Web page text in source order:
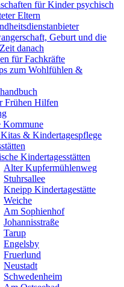
für Kinder psychisch
Eltern
Geburt und die
danach
für Fachkräfte
zum Wohlfühlen &
Frühen Hilfen
Kommune
& Kindertagespflege
Kindertagesstätten
Alter Kupfermühlenweg
Stuhrsallee
Kneipp Kindertagestätte
Weiche
Am Sophienhof
Johannisstraße
Tarup
Engelsby
Fruerlund
Neustadt
Schwedenheim